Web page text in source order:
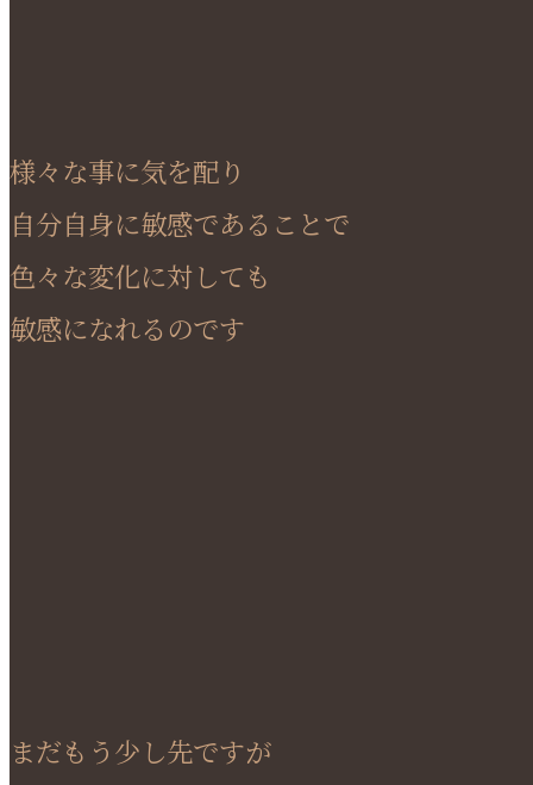
様々な事に気を配り
自分自身に敏感であることで
色々な変化に対しても
敏感になれるのです
まだもう少し先ですが